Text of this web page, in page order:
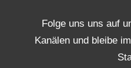
Folge uns uns auf
Kanälen und bleibe